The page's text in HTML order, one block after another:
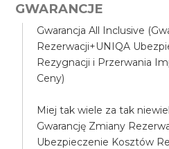
GWARANCJE
Gwarancja All Inclusive
Rezerwacji+UNIQA
Rezygnacji i Przerwania
Ceny)
Miej tak wiele za tak
Gwarancję Zmiany
Ubezpieczenie Kosztów